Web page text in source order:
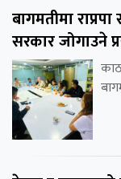
बागमतीमा
सरकार जोगाउने